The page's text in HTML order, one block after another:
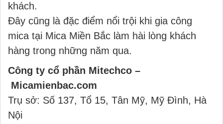
khách.
Đây cũng là đặc điểm nổi trội khi gia công
mica tại Mica Miền Bắc làm hài lòng khách
hàng trong những năm qua.
Công ty cổ phần Mitechco –
Micamienbac.com
Trụ sở: Số 137, Tổ 15, Tân Mỹ, Mỹ Đình, Hà
Nội